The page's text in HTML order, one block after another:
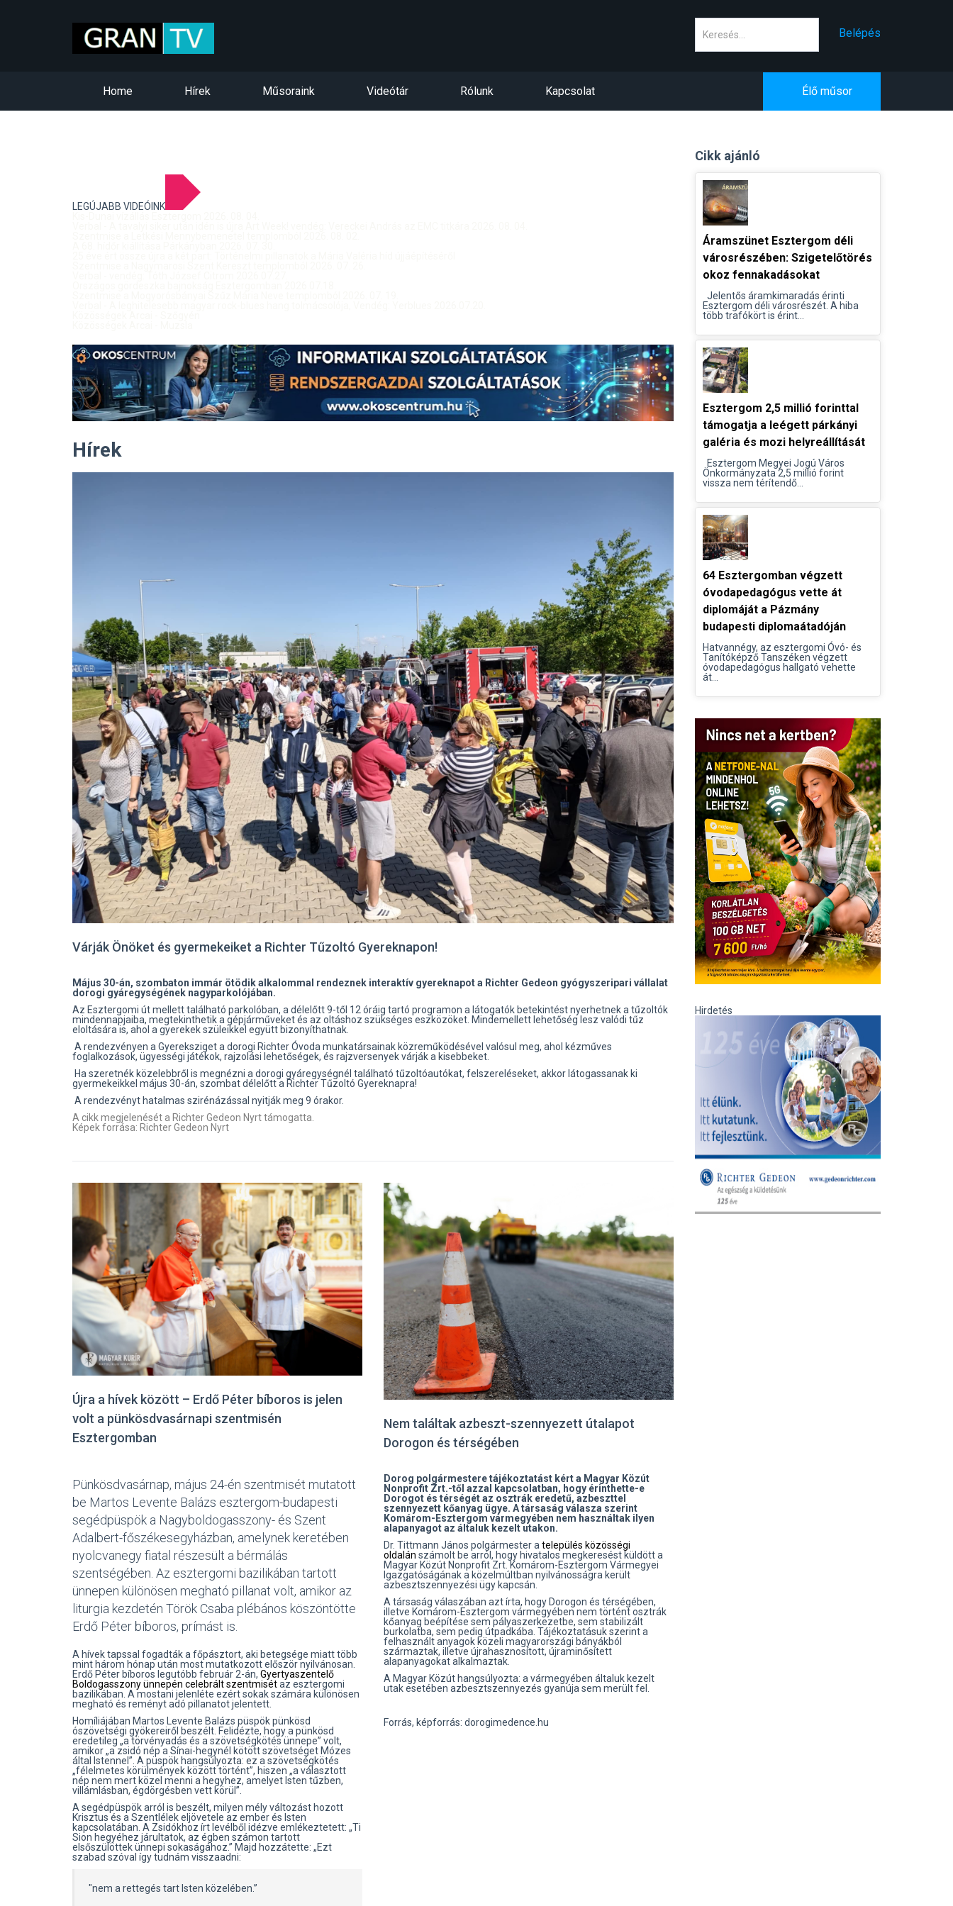
Belépés
Home Hírek Műsoraink Videótár Rólunk Kapcsolat Élő műsor
LEGÚJABB VIDEÓINK
Hírek
Várják Önöket és gyermekeiket a Richter Tűzoltó Gyereknapon!
Május 30-án, szombaton immár ötödik alkalommal rendeznek interaktív gyereknapot a Richter Gedeon gyógyszeripari vállalat
dorogi gyáregységének nagyparkolójában.
Az Esztergomi út mellett található parkolóban, a délelőtt 9-től 12 óráig tartó programon a látogatók betekintést nyerhetnek a tűzoltók
mindennapjaiba, megtekinthetik a gépjárműveket és az oltáshoz szükséges eszközöket. Mindemellett lehetőség lesz valódi tűz
eloltására is, ahol a gyerekek szüleikkel együtt bizonyíthatnak.
A rendezvényen a Gyereksziget a dorogi Richter Óvoda munkatársainak közreműködésével valósul meg, ahol kézműves
foglalkozások, ügyességi játékok, rajzolási lehetőségek, és rajzversenyek várják a kisebbeket.
Ha szeretnék közelebbről is megnézni a dorogi gyáregységnél található tűzoltóautókat, felszereléseket, akkor látogassanak ki
gyermekeikkel május 30-án, szombat délelőtt a Richter Tűzoltó Gyereknapra!
A rendezvényt hatalmas szirénázással nyitják meg 9 órakor.
A cikk megjelenését a Richter Gedeon Nyrt támogatta.
Képek forrása: Richter Gedeon Nyrt
Újra a hívek között – Erdő Péter bíboros is jelen
volt a pünkösdvasárnapi szentmisén
Esztergomban
Pünkösdvasárnap, május 24-én szentmisét mutatott
be Martos Levente Balázs esztergom-budapesti
segédpüspök a Nagyboldogasszony- és Szent
Adalbert-főszékesegyházban, amelynek keretében
nyolcvanegy fiatal részesült a bérmálás
szentségében. Az esztergomi bazilikában tartott
ünnepen különösen megható pillanat volt, amikor az
liturgia kezdetén Török Csaba plébános köszöntötte
Erdő Péter bíboros, prímást is.
A hívek tapssal fogadták a főpásztort, aki betegsége miatt több
mint három hónap után most mutatkozott először nyilvánosan.
Erdő Péter bíboros legutóbb február 2-án, Gyertyaszentelő
Boldogasszony ünnepén celebrált szentmisétaz esztergomi
bazilikában. A mostani jelenléte ezért sokak számára különösen
megható és reményt adó pillanatot jelentett.
Homíliájában Martos Levente Balázs püspök pünkösd
ószövetségi gyökereiről beszélt. Felidézte, hogy a pünkösd
eredetileg „a törvényadás és a szövetségkötés ünnepe” volt,
amikor „a zsidó nép a Sínai-hegynél kötött szövetséget Mózes
által Istennel”. A püspök hangsúlyozta: ez a szövetségkötés
„félelmetes körülmények között történt”, hiszen „a választott
nép nem mert közel menni a hegyhez, amelyet Isten tűzben,
villámlásban, égdörgésben vett körül”.
A segédpüspök arról is beszélt, milyen mély változást hozott
Krisztus és a Szentlélek eljövetele az ember és Isten
kapcsolatában. A Zsidókhoz írt levélből idézve emlékeztetett: „Ti
Sion hegyéhez járultatok, az égben számon tartott
elsőszülöttek ünnepi sokaságához.” Majd hozzátette: „Ezt
szabad szóval így tudnám visszaadni:
"nem a rettegés tart Isten közelében.”
Nem találtak azbeszt-szennyezett útalapot
Dorogon és térségében
Dorog polgármestere tájékoztatást kért a Magyar Közút
Nonprofit Zrt.-től azzal kapcsolatban, hogy érinthette-e
Dorogot és térségét az osztrák eredetű, azbeszttel
szennyezett kőanyag ügye. A társaság válasza szerint
Komárom-Esztergom vármegyében nem használtak ilyen
alapanyagot az általuk kezelt utakon.
Dr. Tittmann János polgármester a település közösségi
oldalán számolt be arról, hogy hivatalos megkeresést küldött a
Magyar Közút Nonprofit Zrt. Komárom-Esztergom Vármegyei
Igazgatóságának a közelmúltban nyilvánosságra került
azbesztszennyezési ügy kapcsán.
A társaság válaszában azt írta, hogy Dorogon és térségében,
illetve Komárom-Esztergom vármegyében nem történt osztrák
kőanyag beépítése sem pályaszerkezetbe, sem stabilizált
burkolatba, sem pedig útpadkába. Tájékoztatásuk szerint a
felhasznált anyagok közeli magyarországi bányákból
származtak, illetve újrahasznosított, újraminősített
alapanyagokat alkalmaztak.
A Magyar Közút hangsúlyozta: a vármegyében általuk kezelt
utak esetében azbesztszennyezés gyanúja sem merült fel.
Forrás, képforrás: dorogimedence.hu
Cikk ajánló
Áramszünet Esztergom déli
városrészében: Szigetelőtörés
okoz fennakadásokat
Jelentős áramkimaradás érinti
Esztergom déli városrészét. A hiba
több trafókört is érint...
Esztergom 2,5 millió forinttal
támogatja a leégett párkányi
galéria és mozi helyreállítását
Esztergom Megyei Jogú Város
Önkormányzata 2,5 millió forint
vissza nem térítendő...
64 Esztergomban végzett
óvodapedagógus vette át
diplomáját a Pázmány
budapesti diplomaátadóján
Hatvannégy, az esztergomi Óvó- és
Tanítóképző Tanszéken végzett
óvodapedagógus hallgató vehette
át...
Hirdetés